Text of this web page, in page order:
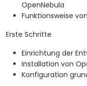
OpenNebula
Funktionsweise
Erste Schritte
Einrichtung der
Installation von
Konfiguration